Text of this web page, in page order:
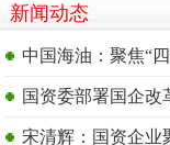
新闻动态
中国海油：聚焦“
国资委部署国企改
宋清辉：国资企业